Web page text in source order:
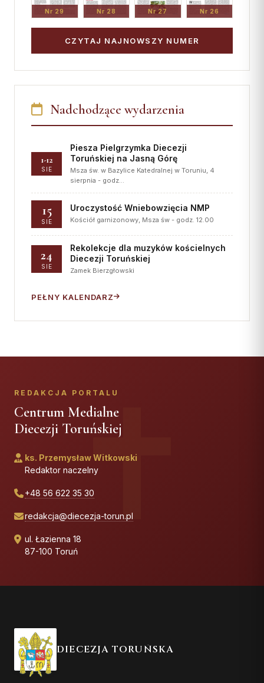
Nr 29 Nr 28 Nr 27 Nr 26
CZYTAJ NAJNOWSZY NUMER
Nadchodzące wydarzenia
1-12
SIE
Piesza Pielgrzymka Diecezji
Toruńskiej na Jasną Górę
Msza św. w Bazylice Katedralnej w Toruniu, 4
sierpnia - godz…
15
SIE
Uroczystość Wniebowzięcia NMP
Kościół garnizonowy, Msza św - godz. 12.00
24
SIE
Rekolekcje dla muzyków kościelnych
Diecezji Toruńskiej
Zamek Bierzgłowski
PEŁNY KALENDARZ
REDAKCJA PORTALU
Centrum Medialne
Diecezji Toruńskiej
ks. Przemysław Witkowski
Redaktor naczelny
+48 56 622 35 30
redakcja@diecezja-torun.pl
ul. Łazienna 18
87-100 Toruń
DIECEZJA TORUŃSKA